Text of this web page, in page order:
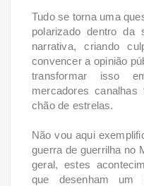
Tudo se torna uma
polarizado dentro da
narrativa, criando
convencer a opinião
transformar isso
mercadores
chão de estrelas.
Não vou aqui
guerra de guerrilha no
geral, estes
que desenham um